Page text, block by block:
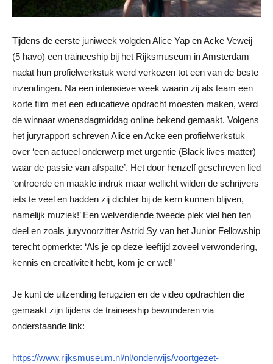
Tijdens de eerste juniweek volgden Alice Yap en Acke Veweij
(5 havo) een traineeship bij het Rijksmuseum in Amsterdam
nadat hun profielwerkstuk werd verkozen tot een van de beste
inzendingen. Na een intensieve week waarin zij als team een
korte film met een educatieve opdracht moesten maken, werd
de winnaar woensdagmiddag online bekend gemaakt. Volgens
het juryrapport schreven Alice en Acke een profielwerkstuk
over ‘een actueel onderwerp met urgentie (Black lives matter)
waar de passie van afspatte’. Het door henzelf geschreven lied
‘ontroerde en maakte indruk maar wellicht wilden de schrijvers
iets te veel en hadden zij dichter bij de kern kunnen blijven,
namelijk muziek!’ Een welverdiende tweede plek viel hen ten
deel en zoals juryvoorzitter Astrid Sy van het Junior Fellowship
terecht opmerkte: ‘Als je op deze leeftijd zoveel verwondering,
kennis en creativiteit hebt, kom je er wel!’
Je kunt de uitzending terugzien en de video opdrachten die
gemaakt zijn tijdens de traineeship bewonderen via
onderstaande link:
https://www.rijksmuseum.nl/nl/onderwijs/voortgezet-